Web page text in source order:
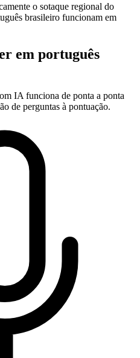
o sotaque regional do
brasileiro funcionam em
em português
IA funciona de ponta a ponta
de perguntas à pontuação.